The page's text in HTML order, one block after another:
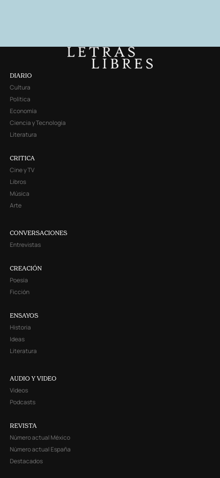
DIARIO
Cultura
Política
Economía
Ciencia y Tecnología
Literatura
CRITICA
Cine y TV
Libros
Música
Arte
CONVERSACIONES
Entrevistas
CREACIÓN
Poesía
Ficción
ENSAYOS
Historia
Ideas
Literatura
AUDIO Y VIDEO
Videos
Podcasts
REVISTA
Número actual México
Número actual España
Destacados